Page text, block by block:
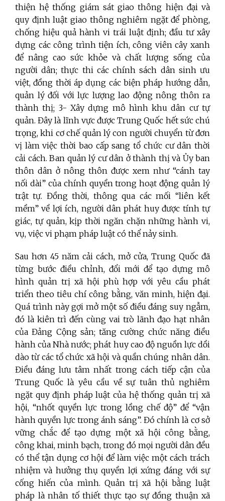
thiện hệ thống giám sát giao thông hiện đại và
quy định luật giao thông nghiêm ngặt để phòng,
chống hiệu quả hành vi trái luật định; đầu tư xây
dựng các công trình tiện ích, công viên cây xanh
để nâng cao sức khỏe và chất lượng sống của
người dân; thực thi các chính sách dân sinh ưu
việt, đồng thời áp dụng các biện pháp hướng dẫn,
quản lý đối với lực lượng lao động nông thôn ra
thành thị; 3- Xây dựng mô hình khu dân cư tự
quản. Đây là lĩnh vực được Trung Quốc hết sức chú
trọng, khi cơ chế quản lý con người chuyển từ đơn
vị làm việc thời bao cấp sang tổ chức cư dân thời
cải cách. Ban quản lý cư dân ở thành thị và Ủy ban
thôn dân ở nông thôn được xem như “cánh tay
nối dài” của chính quyền trong hoạt động quản lý
trật tự. Đồng thời, thông qua các mối “liên kết
mềm” về lợi ích, người dân phát huy được tính tự
giác, tự quản, kịp thời ngăn chặn những hành vi,
vụ, việc vi phạm pháp luật có thể nảy sinh.
Sau hơn 45 năm cải cách, mở cửa, Trung Quốc đã
từng bước điều chỉnh, đổi mới để tạo dựng mô
hình quản trị xã hội phù hợp với yêu cầu phát
triển theo tiêu chí công bằng, văn minh, hiện đại.
Quá trình này gợi mở một số điều đáng suy ngẫm,
đó là kiên trì đến cùng vai trò lãnh đạo hạt nhân
của Đảng Cộng sản; tăng cường chức năng điều
hành của Nhà nước; phát huy cao độ nguồn lực dồi
dào từ các tổ chức xã hội và quần chúng nhân dân.
Điều đáng lưu tâm nhất trong cách tiếp cận của
Trung Quốc là yêu cầu về sự tuân thủ nghiêm
ngặt quy định pháp luật của hệ thống quản trị xã
hội, “nhốt quyền lực trong lồng chế độ” để “vận
hành quyền lực trong ánh sáng”. Đó chính là cơ sở
vững chắc để tạo dựng một xã hội công bằng,
công khai, minh bạch, trong đó mọi người dân đều
có thể tận dụng cơ hội để làm việc một cách trách
nhiệm và hưởng thụ quyền lợi xứng đáng với sự
cống hiến của mình. Quản trị xã hội bằng luật
pháp là nhân tố thiết thực tạo sự đồng thuận xã